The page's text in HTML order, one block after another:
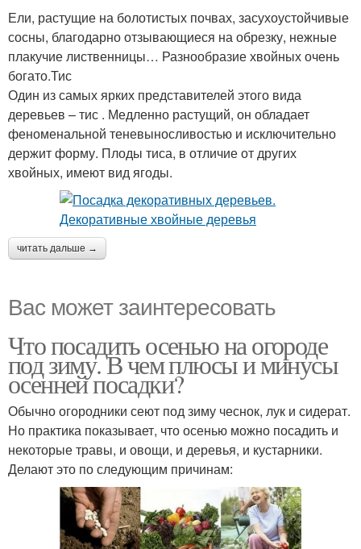
Ели, растущие на болотистых почвах, засухоустойчивые
сосны, благодарно отзывающиеся на обрезку, нежные
плакучие лиственницы… Разнообразие хвойных очень
богато.Тис
Один из самых ярких представителей этого вида
деревьев – тис . Медленно растущий, он обладает
феноменальной теневыносливостью и исключительно
держит форму. Плоды тиса, в отличие от других
хвойных, имеют вид ягоды.
читать дальше →
Вас может заинтересовать
Что посадить осенью на огороде
под зиму. В чем плюсы и минусы
осенней посадки?
Обычно огородники сеют под зиму чеснок, лук и сидерат.
Но практика показывает, что осенью можно посадить и
некоторые травы, и овощи, и деревья, и кустарники.
Делают это по следующим причинам: